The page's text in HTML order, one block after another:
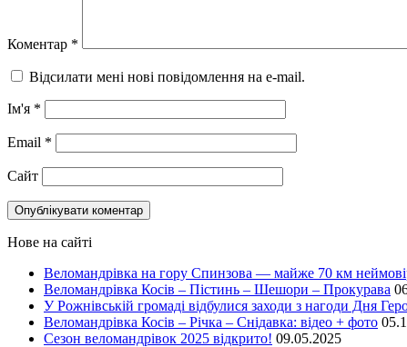
Коментар *
Відсилати мені нові повідомлення на e-mail.
Ім'я *
Email *
Сайт
Нове на сайті
Веломандрівка на гору Спинзова — майже 70 км
Веломандрівка Косів – Пістинь – Шешори – Прокурава
У Рожнівській громаді відбулися заходи з нагоди Дня
Веломандрівка Косів – Річка – Снідавка: відео + фото
Сезон веломандрівок 2025 відкрито! 09.05.2025